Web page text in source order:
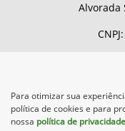
Alvorada
No trânsito,
salva vidas.
Para otimizar sua
política de cookies e para
nossa política de privacidade